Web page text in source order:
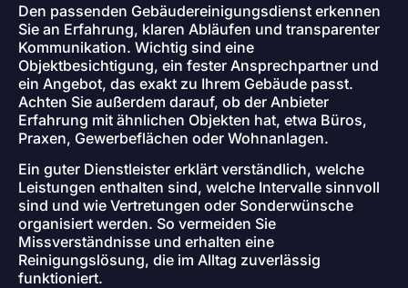
Den passenden Gebäudereinigungsdienst erkennen
Sie an Erfahrung, klaren Abläufen und transparenter
Kommunikation. Wichtig sind eine
Objektbesichtigung, ein fester Ansprechpartner und
ein Angebot, das exakt zu Ihrem Gebäude passt.
Achten Sie außerdem darauf, ob der Anbieter
Erfahrung mit ähnlichen Objekten hat, etwa Büros,
Praxen, Gewerbeflächen oder Wohnanlagen.
Ein guter Dienstleister erklärt verständlich, welche
Leistungen enthalten sind, welche Intervalle sinnvoll
sind und wie Vertretungen oder Sonderwünsche
organisiert werden. So vermeiden Sie
Missverständnisse und erhalten eine
Reinigungslösung, die im Alltag zuverlässig
funktioniert.